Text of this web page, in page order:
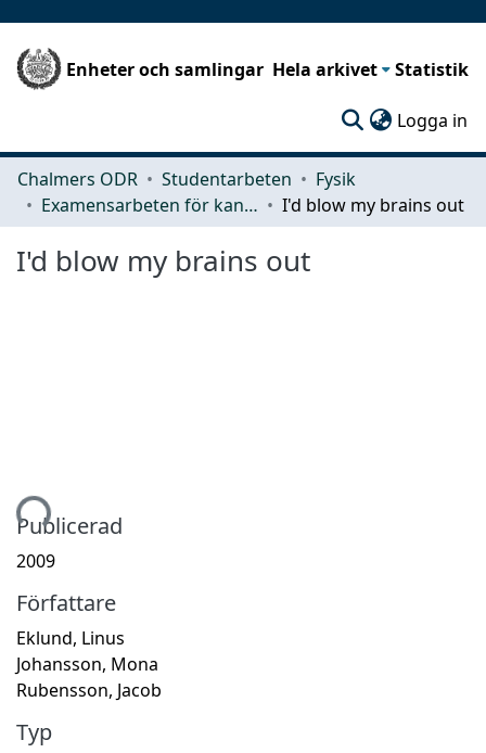
Enheter och samlingar Hela arkivet Statistik
Logga in
Chalmers ODR Studentarbeten
Fysik
Examensarbeten för kandidatexamen
I'd blow my brains out
I'd blow my brains out
Publicerad
2009
Författare
Eklund, Linus
Johansson, Mona
Rubensson, Jacob
Typ